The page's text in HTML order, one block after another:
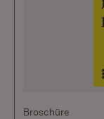
Broschüre